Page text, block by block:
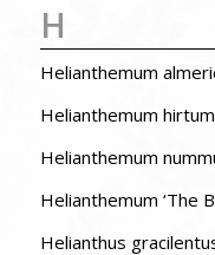
H
Helianthemum
Helianthemum hirtum
Helianthemum
Helianthemum ‘The
Helianthus